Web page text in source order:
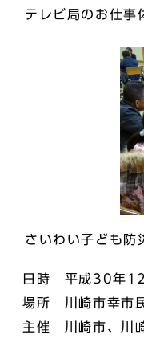
テレビ局のお仕事
さいわい子ども防
日時 平成30年
場所 川崎市幸市
主催 川崎市、川